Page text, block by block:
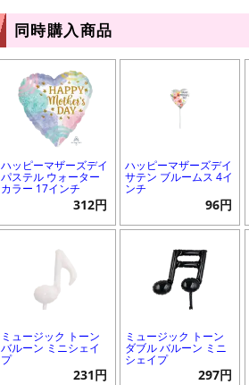
同時購入商品
ハッピーマザーズデイ
パステル ウォーター
カラー 17インチ
312円
ハッピーマザーズデイ
サテン ブルームス 4イ
ンチ
96円
ミュージック トーン
バルーン ミニシェイ
プ
231円
ミュージック トーン
ダブル バルーン ミニ
シェイプ
297円